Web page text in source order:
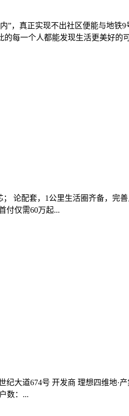
”，真正实现不出社区便能与地
每一个人都能发现生活更美好的
论配套，1公里生活圈齐备，完
付仅需60万起...
大道674号 开发商 理想四维地·
数：...